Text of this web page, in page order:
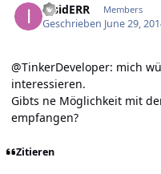
insidERR Members
Geschrieben June 29,
@TinkerDeveloper: mich
interessieren.
Gibts ne Möglichkeit mit
empfangen?
Zitieren